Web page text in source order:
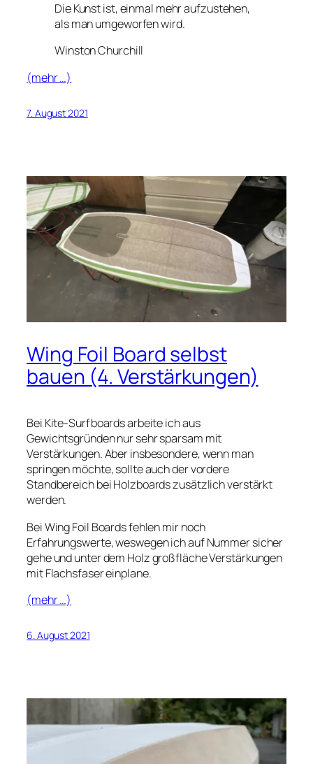
Die Kunst ist, einmal mehr aufzustehen,
als man umgeworfen wird.
Winston Churchill
(mehr …)
7. August 2021
Wing Foil Board selbst
bauen (4. Verstärkungen)
Bei Kite-Surfboards arbeite ich aus
Gewichtsgründen nur sehr sparsam mit
Verstärkungen. Aber insbesondere, wenn man
springen möchte, sollte auch der vordere
Standbereich bei Holzboards zusätzlich verstärkt
werden.
Bei Wing Foil Boards fehlen mir noch
Erfahrungswerte, weswegen ich auf Nummer sicher
gehe und unter dem Holz großfläche Verstärkungen
mit Flachsfaser einplane.
(mehr …)
6. August 2021